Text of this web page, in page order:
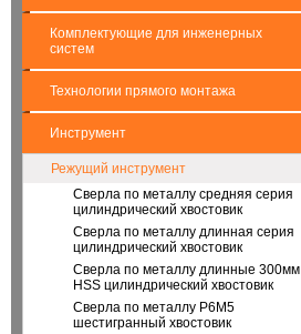
Комплектующие для инженерных
систем
Технологии прямого монтажа
Инструмент
Режущий инструмент
Сверла по металлу средняя серия
цилиндрический хвостовик
Сверла по металлу длинная серия
цилиндрический хвостовик
Сверла по металлу длинные 300мм
HSS цилиндрический хвостовик
Сверла по металлу Р6М5
шестигранный хвостовик